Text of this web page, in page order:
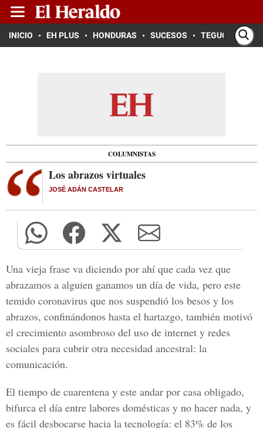
INICIO EH PLUS HONDURAS SUCESOS TEGUCIGALPA
COLUMNISTAS
Los abrazos virtuales
JOSÉ ADÁN CASTELAR
Una vieja frase va diciendo por ahí que cada vez que
abrazamos a alguien ganamos un día de vida, pero este
temido coronavirus que nos suspendió los besos y los
abrazos, confinándonos hasta el hartazgo, también motivó
el crecimiento asombroso del uso de internet y redes
sociales para cubrir otra necesidad ancestral: la
comunicación.
El tiempo de cuarentena y este andar por casa obligado,
bifurca el día entre labores domésticas y no hacer nada, y
es fácil desbocarse hacia la tecnología: el 83% de los